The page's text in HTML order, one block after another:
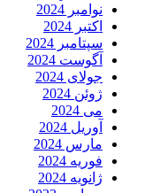
نوامبر 2024
اکتبر 2024
سپتامبر 2024
آگوست 2024
جولای 2024
ژوئن 2024
می 2024
آوریل 2024
مارس 2024
فوریه 2024
ژانویه 2024